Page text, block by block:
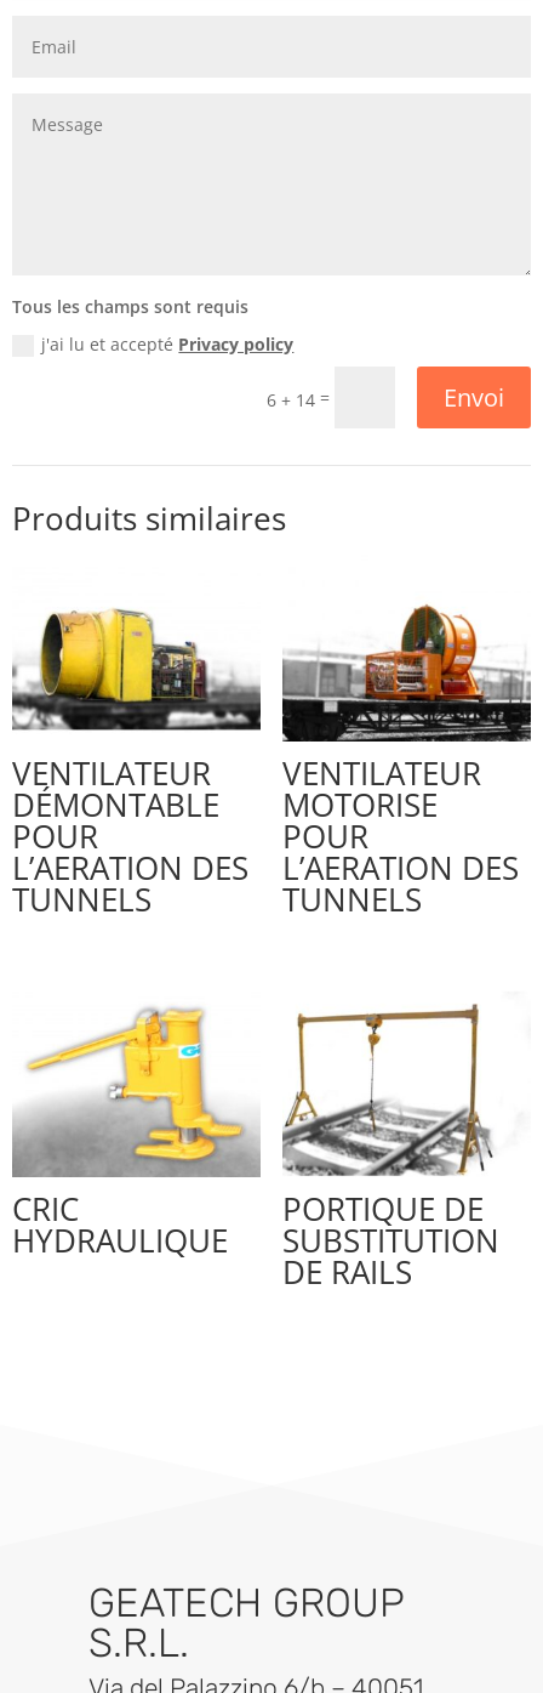
Tous les champs sont requis
j'ai lu et accepté Privacy policy
6 + 14 = Envoi
Produits similaires
VENTILATEUR
DÉMONTABLE
POUR
L’AERATION DES
TUNNELS
VENTILATEUR
MOTORISE
POUR
L’AERATION DES
TUNNELS
CRIC
HYDRAULIQUE
PORTIQUE DE
SUBSTITUTION
DE RAILS
GEATECH GROUP
S.R.L.